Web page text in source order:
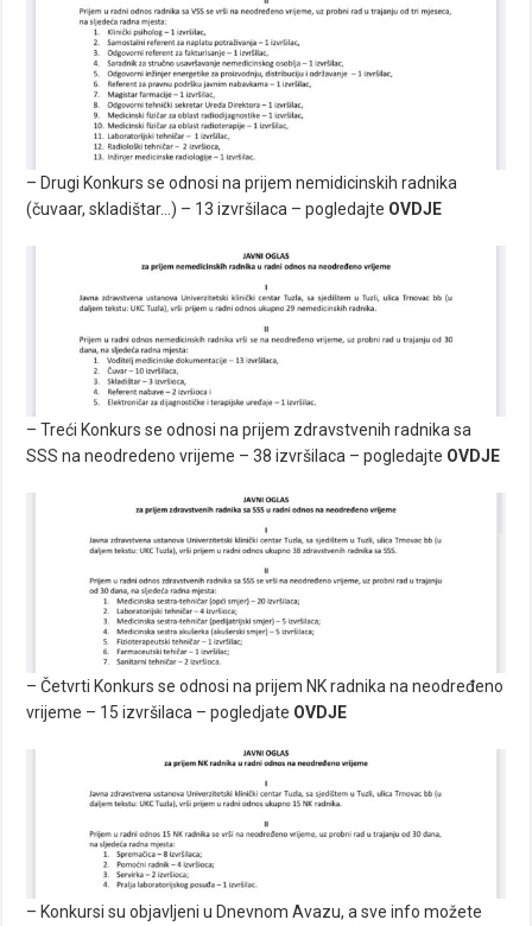
– Drugi Konkurs se odnosi na prijem nemidicinskih radnika
(čuvaar, skladištar…) – 13 izvršilaca – pogledajte OVDJE
– Treći Konkurs se odnosi na prijem zdravstvenih radnika sa
SSS na neodredeno vrijeme – 38 izvršilaca – pogledajte OVDJE
– Četvrti Konkurs se odnosi na prijem NK radnika na neodređeno
vrijeme – 15 izvršilaca – pogledjate OVDJE
– Konkursi su objavljeni u Dnevnom Avazu, a sve info možete